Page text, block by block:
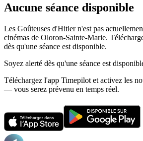
Aucune séance disponible
Les Goûteuses d'Hitler n'est pas
cinémas de Oloron-Sainte-Marie.
dès qu'une séance est disponible.
Soyez alerté dès qu'une séance est
Téléchargez l'app Timepilot et activez les
— vous serez prévenu en temps réel.